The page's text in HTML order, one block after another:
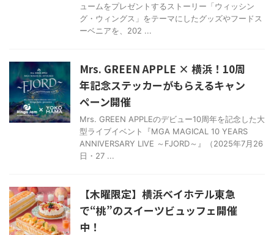
ュームをプレゼントするストーリー「ウィッシン
グ・ウィングス」をテーマにしたグッズやフードス
ーベニアを、202 ...
Mrs. GREEN APPLE × 横浜！10周
年記念ステッカーがもらえるキャン
ペーン開催
Mrs. GREEN APPLEのデビュー10周年を記念した大
型ライブイベント『MGA MAGICAL 10 YEARS
ANNIVERSARY LIVE ～FJORD～』（2025年7月26
日・27 ...
【木曜限定】横浜ベイホテル東急
で“桃”のスイーツビュッフェ開催
中！